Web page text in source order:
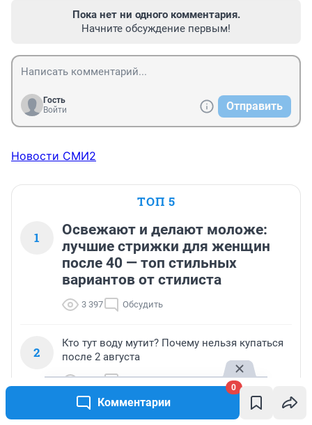
Комментарии
0
Пока нет ни одного комментария.
Начните обсуждение первым!
Гость
Войти
Отправить
Новости СМИ2
ТОП 5
1
Освежают и делают моложе:
лучшие стрижки для женщин
после 40 — топ стильных
вариантов от стилиста
3 397 Обсудить
2
Кто тут воду мутит? Почему нельзя купаться
после 2 августа
1 378 Обсудить
«Последнюю в жизни четверть закончил